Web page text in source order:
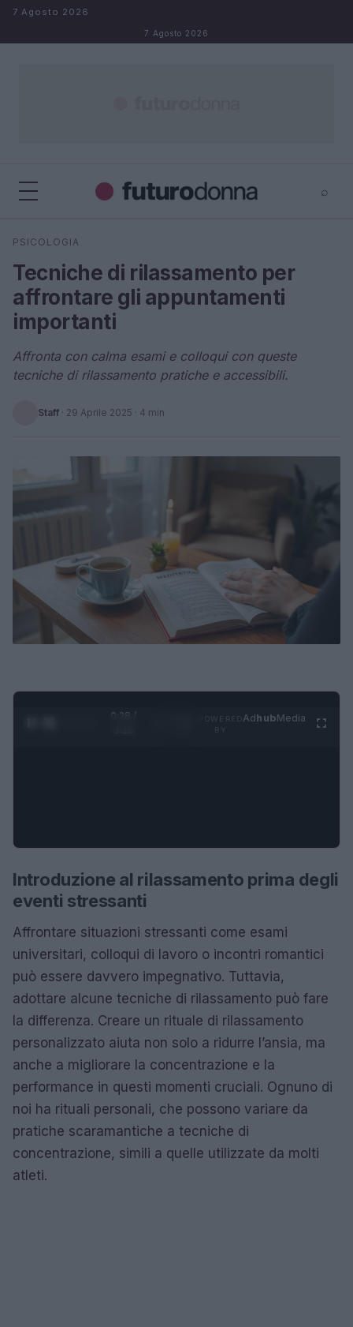
Salta al contenuto
7 Agosto 2026
7 Agosto 2026
⌕
Cerca
PSICOLOGIA
Tecniche di rilassamento per
affrontare gli appuntamenti
importanti
Affronta con calma esami e colloqui con queste
tecniche di rilassamento pratiche e accessibili.
Staff · 29 Aprile 2025 · 4 min
0:29 /
AdhubMedia
Introduzione al rilassamento prima degli
eventi stressanti
Affrontare situazioni stressanti come esami
universitari, colloqui di lavoro o incontri romantici
può essere davvero impegnativo. Tuttavia,
adottare alcune tecniche di rilassamento può fare
la differenza. Creare un rituale di rilassamento
personalizzato aiuta non solo a ridurre l’ansia, ma
anche a migliorare la concentrazione e la
performance in questi momenti cruciali. Ognuno di
noi ha rituali personali, che possono variare da
pratiche scaramantiche a tecniche di
concentrazione, simili a quelle utilizzate da molti
atleti.